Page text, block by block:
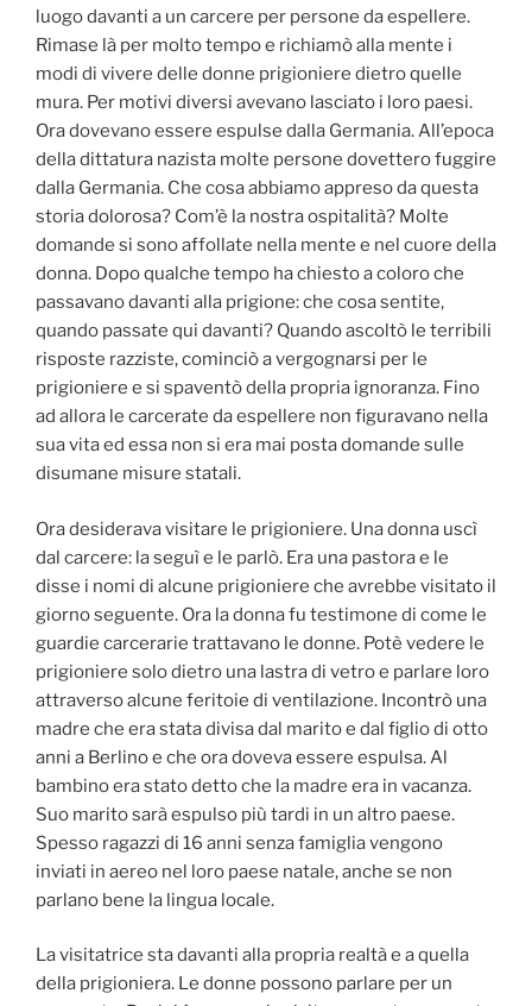
luogo davanti a un carcere per persone da espellere.
Rimase là per molto tempo e richiamò alla mente i
modi di vivere delle donne prigioniere dietro quelle
mura. Per motivi diversi avevano lasciato i loro paesi.
Ora dovevano essere espulse dalla Germania. All’epoca
della dittatura nazista molte persone dovettero fuggire
dalla Germania. Che cosa abbiamo appreso da questa
storia dolorosa? Com’è la nostra ospitalità? Molte
domande si sono affollate nella mente e nel cuore della
donna. Dopo qualche tempo ha chiesto a coloro che
passavano davanti alla prigione: che cosa sentite,
quando passate qui davanti? Quando ascoltò le terribili
risposte razziste, cominciò a vergognarsi per le
prigioniere e si spaventò della propria ignoranza. Fino
ad allora le carcerate da espellere non figuravano nella
sua vita ed essa non si era mai posta domande sulle
disumane misure statali.
Ora desiderava visitare le prigioniere. Una donna uscì
dal carcere: la seguì e le parlò. Era una pastora e le
disse i nomi di alcune prigioniere che avrebbe visitato il
giorno seguente. Ora la donna fu testimone di come le
guardie carcerarie trattavano le donne. Potè vedere le
prigioniere solo dietro una lastra di vetro e parlare loro
attraverso alcune feritoie di ventilazione. Incontrò una
madre che era stata divisa dal marito e dal figlio di otto
anni a Berlino e che ora doveva essere espulsa. Al
bambino era stato detto che la madre era in vacanza.
Suo marito sarà espulso più tardi in un altro paese.
Spesso ragazzi di 16 anni senza famiglia vengono
inviati in aereo nel loro paese natale, anche se non
parlano bene la lingua locale.
La visitatrice sta davanti alla propria realtà e a quella
della prigioniera. Le donne possono parlare per un